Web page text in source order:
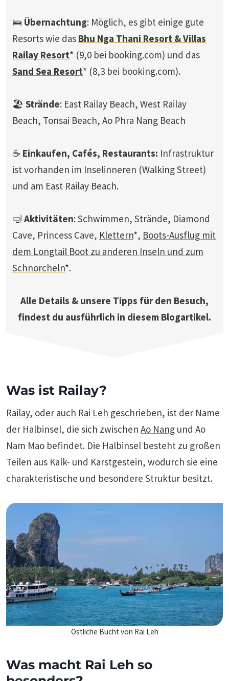
🛌 Übernachtung: Möglich, es gibt einige gute
Resorts wie das Bhu Nga Thani Resort & Villas
Railay Resort* (9,0 bei booking.com) und das
Sand Sea Resort* (8,3 bei booking.com).
🏖️ Strände: East Railay Beach, West Railay
Beach, Tonsai Beach, Ao Phra Nang Beach
☕ Einkaufen, Cafés, Restaurants: Infrastruktur
ist vorhanden im Inselinneren (Walking Street)
und am East Railay Beach.
🤿 Aktivitäten: Schwimmen, Strände, Diamond
Cave, Princess Cave, Klettern*, Boots-Ausflug mit
dem Longtail Boot zu anderen Inseln und zum
Schnorcheln*.
Alle Details & unsere Tipps für den Besuch,
findest du ausführlich in diesem Blogartikel.
Was ist Railay?
Railay, oder auch Rai Leh geschrieben, ist der Name
der Halbinsel, die sich zwischen Ao Nang und Ao
Nam Mao befindet. Die Halbinsel besteht zu großen
Teilen aus Kalk- und Karstgestein, wodurch sie eine
charakteristische und besondere Struktur besitzt.
Östliche Bucht von Rai Leh
Was macht Rai Leh so